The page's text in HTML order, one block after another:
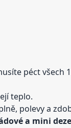
péct všech
teplo.
polevy a
a mini